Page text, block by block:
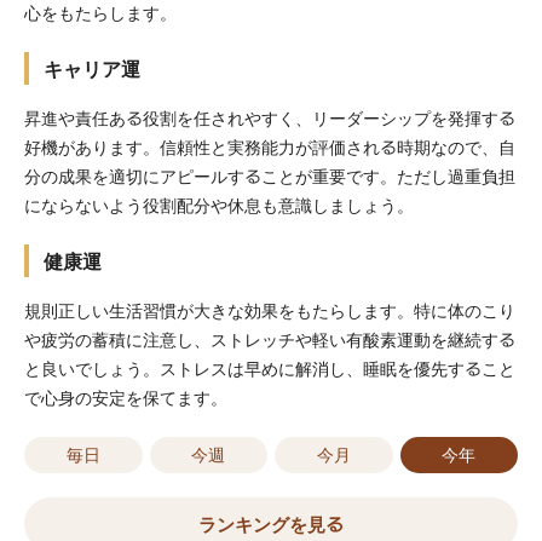
心をもたらします。
キャリア運
昇進や責任ある役割を任されやすく、リーダーシップを発揮する
好機があります。信頼性と実務能力が評価される時期なので、自
分の成果を適切にアピールすることが重要です。ただし過重負担
にならないよう役割配分や休息も意識しましょう。
健康運
規則正しい生活習慣が大きな効果をもたらします。特に体のこり
や疲労の蓄積に注意し、ストレッチや軽い有酸素運動を継続する
と良いでしょう。ストレスは早めに解消し、睡眠を優先すること
で心身の安定を保てます。
毎日 今週 今月 今年
ランキングを見る